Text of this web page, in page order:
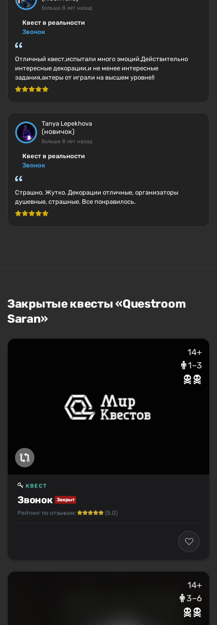
больше 8 лет назад
Квест в реальности
Звонок
Отличный квест,испытали много эмоций.Действительно
интересные декорации,и не менее интересные
задания,актеры от играли на высшем уровне!!
Tanya Lepekhova
(новичок)
больше 8 лет назад
Квест в реальности
Звонок
Страшно. Жутко. Декорации отличные, организаторы
душевные, страшные. Все понравилось.
Закрытые квесты «Questroom
Saran»
14+
1–3
Звонок Закрыт
КВЕСТ
Рейтинг по отзывам: (5.0)
14+
3–6